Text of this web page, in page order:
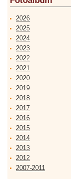
2026
2025
2024
2023
2022
2021
2020
2019
2018
2017
2016
2015
2014
2013
2012
2007-2011